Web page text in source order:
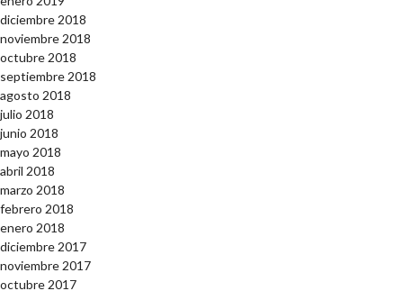
diciembre 2018
noviembre 2018
octubre 2018
septiembre 2018
agosto 2018
julio 2018
junio 2018
mayo 2018
abril 2018
marzo 2018
febrero 2018
enero 2018
diciembre 2017
noviembre 2017
octubre 2017